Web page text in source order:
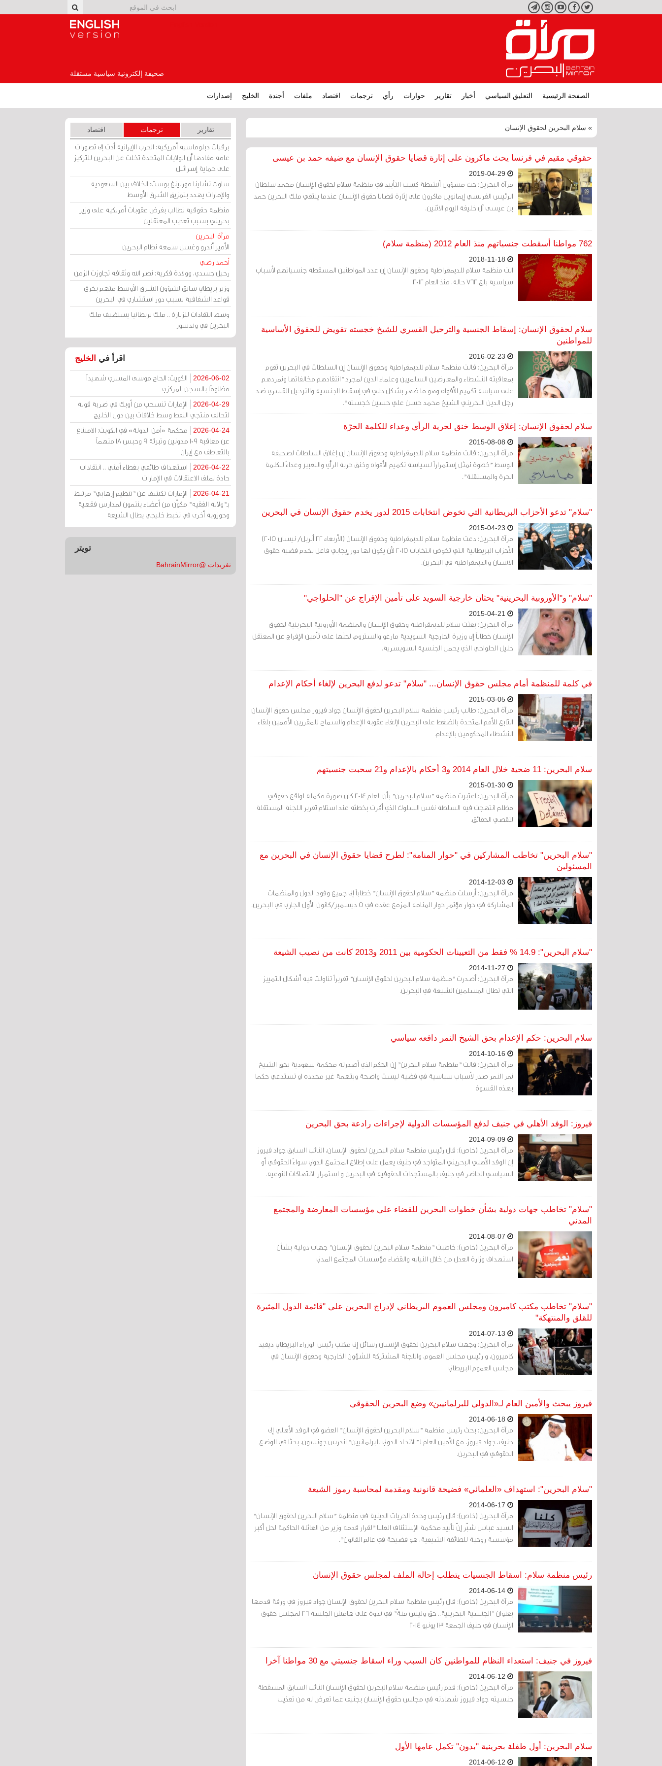
تويتر فيسبوكيوتيوبانستجرامتليجرام
صحيفة إلكترونية سياسية مستقلة
الصفحة الرئيسية التعليق السياسي أخبار تقارير حوارات رأي ترجمات اقتصاد ملفات أجندة الخليج إصدارات
» سلام البحرين لحقوق الإنسان
حقوقي مقيم في فرنسا يحث ماكرون على إثارة قضايا حقوق الإنسان مع ضيفه حمد بن عيسى
مرآة البحرين: حث مسؤول أنشطة كسب التأييد في منظمة سلام لحقوق الإنسان محمد سلطان
الرئيس الفرنسي إيمانويل ماكرون على إثارة قضايا حقوق الإنسان عندما يلتقي ملك البحرين حمد
بن عيسى آل خليفة اليوم الاثنين.
762 مواطنا أسقطت جنسياتهم منذ العام 2012 (منظمة سلام)
الت منظمة سلام للديمقراطية وحقوق الإنسان إن عدد المواطنين المسقطة جنسياتهم لأسباب
سياسية بلغ 762 حالة، منذ العام 2012
سلام لحقوق الإنسان: إسقاط الجنسية والترحيل القسري للشيخ خجسته تقويض للحقوق الأساسية
للمواطنين
مرآة البحرين: قالت منظمة سلام للديمقراطية وحقوق الإنسان إن السلطات في البحرين تقوم
بمعاقبتة النشطاء والمعارضين السلميين وعلماء الدين لمجرد "انتقادهم مخالفاتها وتمردهم
على سياسة تكميم الأفواه وهو ما ظهر بشكل جلي في إسقاط الجنسية والترحيل القسري ضد
رجل الدين البحريني الشيخ محمد حسن علي حسين خجسته".
سلام لحقوق الإنسان: إغلاق الوسط خنق لحرية الرأي وعداء للكلمة الحرّة
مرآة البحرين: قالت منظمة سلام للديمقراطية وحقوق الإنسان إن إغلاق السلطات لصحيفة
الوسط "خطوة تمثل إستمراراً لسياسة تكميم الأفواه وخنق حرية الرأي والتعبير وعداءً للكلمة
الحرة والمستقلة".
"سلام" تدعو الأحزاب البريطانية التي تخوض انتخابات 2015 لدور يخدم حقوق الإنسان في البحرين
مرآة البحرين: دعت منظمة سلام للديمقراطية وحقوق الإنسان (الأربعاء 22 أبريل/ نيسان 2015)
الأحزاب البريطانية التي تخوض انتخابات 2015 لأن يكون لها دور إيجابي فاعل يخدم قضية حقوق
الانسان والديمقراطيه في البحرين.
"سلام" و"الأوروبية البحرينية" يحثان خارجية السويد على تأمين الإفراج عن "الحلواجي"
مرآة البحرين: بعثت سلام للديمقراطية وحقوق الإنسان والمنظمة الأوروبية البحرينية لحقوق
الإنسان خطاباً إلى وزيرة الخارجية السويدية مارغو والستروم، لحثها على تأمين الإفراج عن المعتقل
خليل الحلواجي الذي يحمل الجنسية السويسرية.
في كلمة للمنظمة أمام مجلس حقوق الإنسان... "سلام" تدعو لدفع البحرين لإلغاء أحكام الإعدام
مرآة البحرين: طالب رئيس منظمة سلام البحرين لحقوق الإنسان جواد فيروز مجلس حقوق الإنسان
التابع للأمم المتحدة بالضغط على البحرين لإلغاء عقوبة الإعدام والسماح للمقررين الأممين بلقاء
النشطاء المحكومين بالإعدام.
سلام البحرين: 11 ضحية خلال العام 2014 و3 أحكام بالإعدام و21 سحبت جنسيتهم
مرآة البحرين: اعتبرت منظمة "سلام البحرين" بأن العام 2014 كان صورة مكملة لواقع حقوقي
مظلم انتهجت فيه السلطة نفس السلوك الذي أقرت بخطئه عند استلام تقرير اللجنة المستقلة
لتقصي الحقائق.
"سلام البحرين" تخاطب المشاركين في "حوار المنامة": لطرح قضايا حقوق الإنسان في البحرين مع
المسئولين
مرآة البحرين: أرسلت منظمة "سلام لحقوق الإنسان" خطاباً إلى جميع وفود الدول والمنظمات
المشاركة في حوار مؤتمر حوار المنامه المزمع عقده في 5 ديسمبر/كانون الأول الجاري في البحرين.
"سلام البحرين": 14.9 % فقط من التعيينات الحكومية بين 2011 و2013 كانت من نصيب الشيعة
مرآة البحرين: أصدرت "منظمة سلام البحرين لحقوق الإنسان" تقريراً تناولت فيه أشكال التمييز
التي تطال المسلمين الشيعة في البحرين.
سلام البحرين: حكم الإعدام بحق الشيخ النمر دافعه سياسي
مرآة البحرين: قالت "منظمة سلام البحرين" إن الحكم الذي أصدرته محكمة سعودية بحق الشيخ
نمر النمر صدر لأسباب سياسية في قضية ليست واضحة وبتهمة غير محدده او تستدعي حكما
بهذه القسوة
فيروز: الوفد الأهلي في جنيف لدفع المؤسسات الدولية لإجراءات رادعة بحق البحرين
مرآة البحرين (خاص): قال رئيس منظمة سلام البحرين لحقوق الإنسان، النائب السابق جواد فيروز
إن الوفد الأهلي البحريني المتواجد في جنيف يعمل على إطلاع المجتمع الدولي سواءً الحقوقي أو
السياسي الحاضر في جنيف بالمستجدات الحقوقية في البحرين و استمرار الانتهاكات النوعية.
"سلام" تخاطب جهات دولية بشأن خطوات البحرين للقضاء على مؤسسات المعارضة والمجتمع
المدني
مرآة البحرين (خاص): خاطبت "منظمة سلام البحرين لحقوق الإنسان" جهات دولية بشأن
استهداف وزارة العدل من خلال النيابة والقضاء مؤسسات المجتمع المدني
"سلام" تخاطب مكتب كاميرون ومجلس العموم البريطاني لإدراج البحرين على "قائمة الدول المثيرة
للقلق والمنتهكة"
مرآة البحرين: وجهت سلام البحرين لحقوق الإنسان رسائل إلى مكتب رئيس الوزراء البريطاني ديفيد
كاميرون، و رئيس مجلس العموم، واللجنة المشتركة للشؤون الخارجية وحقوق الإنسان في
مجلس العموم البريطاني
فيروز يبحث والأمين العام لـ«الدولي للبرلمانيين» وضع البحرين الحقوقي
مرآة البحرين: بحث رئيس منظمة "سلام البحرين لحقوق الإنسان" العضو في الوفد الأهلي إلى
جنيف، جواد فيروز، مع الأمين العام لـ"الاتحاد الدولي للبرلمانيين" اندرس جونسون، بحثا في الوضع
الحقوقي في البحرين.
"سلام البحرين": استهداف «العلمائي» فضيحة قانونية ومقدمة لمحاسبة رموز الشيعة
مرآة البحرين (خاص): قال رئيس وحدة الحريات الدينية في منظمة "سلام البحرين لحقوق الإنسان"
السيد عباس شبّر إنّ تأييد محكمة الإستئناف العليا "لقرار قدمه وزير من العائلة الحاكمة لحل أكبر
مؤسسة روحية للطائفة الشيعية، هو فضيحة في عالم القانون".
رئيس منظمة سلام: اسقاط الجنسيات يتطلب إحالة الملف لمجلس حقوق الإنسان
مرآة البحرين (خاص): قال رئيس منظمة سلام البحرين لحقوق الإنسان جواد فيروز في ورقة قدمها
بعنوان "الجنسية البحرينية.. حق وليس منةّ" في ندوة على هامش الجلسة 26 لمجلس حقوق
الإنسان في جنيف الجمعة 13 يونيو 2014
فيروز في جنيف: استعداء النظام للمواطنين كان السبب وراء اسقاط جنسيتي مع 30 مواطنا آخرا
مرآة البحرين (خاص): قدم رئيس منظمة سلام البحرين لحقوق الإنسان النائب السابق المسقطة
جنسيته جواد فيروز شهادته في مجلس حقوق الإنسان بجنيف عما تعرض له من تعذيب
سلام البحرين: أول طفلة بحرينية "بدون" تكمل عامها الأول
تقارير ترجمات اقتصاد
برقيات دبلوماسية أمريكية: الحرب الإيرانية أدت إلى تصورات
عامة مفادها أن الولايات المتحدة تخلت عن البحرين للتركيز
على حماية إسرائيل
ساوث تشاينا مورنينغ بوست: الخلاف بين السعودية
والإمارات يهدد بتمزيق الشرق الأوسط
منظمة حقوقية تطالب بفرض عقوبات أمريكية على وزير
بحريني بسبب تعذيب المعتقلين
مرآة البحرين
الأمير أندرو وغسل سمعة نظام البحرين
أحمد رضي
رحيل جسدي، وولادة فكرية: نصر الله وثقافة تجاوزت الزمن
وزير بريطاني سابق لشؤون الشرق الأوسط متهم بخرق
قواعد الشفافية بسبب دور استشاري في البحرين
وسط انتقادات للزيارة .. ملك بريطانيا يستضيف ملك
البحرين في وندسور
اقرأ في الخليج
2026-06-02
الكويت: الحاج موسى المسري شهيداً
مظلومًا بالسجن المركزي
2026-04-29
الإمارات تنسحب من أوبك في ضربة قوية
لتحالف منتجي النفط وسط خلافات بين دول الخليج
2026-04-24
محكمة «أمن الدولة» في الكويت: الامتناع
عن معاقبة 109 مدونين وتبرئة 9 وحبس 18 متهماً
بالتعاطف مع إيران
2026-04-22
استهداف طائفي بغطاء أمني .. انتقادات
حادة لملف الاعتقالات في الإمارات
2026-04-21
الإمارات تكشف عن "تنظيم إرهابي" مرتبط
بـ"ولاية الفقيه" مكوّن من أعضاء ينتمون لمدارس فقهية
وحوزوية أخرى في تخبط خليجي يطال الشيعة
تويتر
تغريدات @BahrainMirror